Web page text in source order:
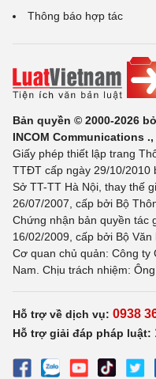
Thông báo hợp tác
Bản quyền © 2000-2026
INCOM Communications .,
Giấy phép thiết lập trang
TTĐT cấp ngày 29/10/2010
Sở TT-TT Hà Nội, thay thế
26/07/2007, cấp bởi Bộ
Chứng nhận bản quyền tác
16/02/2009, cấp bởi Bộ
Cơ quan chủ quản: Công ty
Nam. Chịu trách nhiệm:
Hỗ trợ về dịch vụ: 0938
Hỗ trợ giải đáp pháp luật: